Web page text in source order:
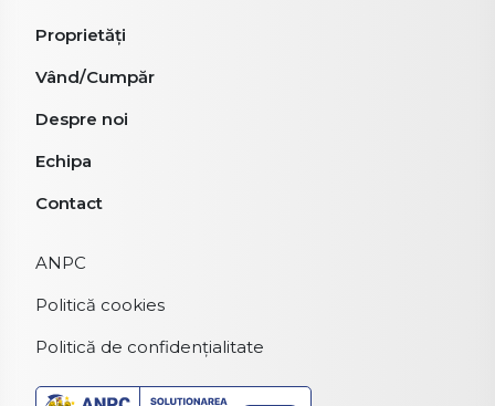
Proprietăți
Vând/Cumpăr
Despre noi
Echipa
Contact
ANPC
Politică cookies
Politică de confidențialitate